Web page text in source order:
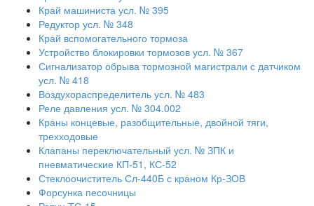
Край машиниста усл. № 395
Редуктор усл. № 348
Край вспомогательного тормоза
Устройство блокировки тормозов усл. № 367
Сигнализатор обрыва тормозной магистрали с датчиком
усл. № 418
Воздухораспределитель усл. № 483
Реле давления усл. № 304.002
Краны концевые, разобщительные, двойной тяги,
трехходовые
Клапаны переключательный усл. № ЗПК и
пневматические КП-51, КС-52
Стеклоочиститель Сл-440Б с краном Кр-ЗОВ
Форсунка песочницы